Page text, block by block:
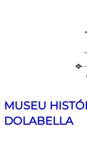
MUSEU
DOLABELLA